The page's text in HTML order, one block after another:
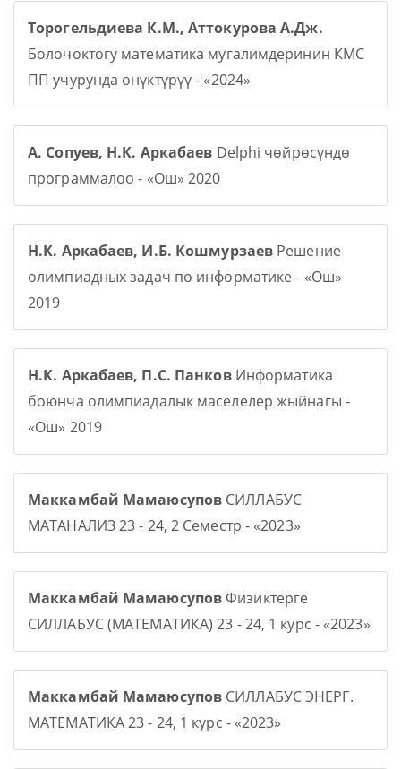
Торогельдиева К.М., Аттокурова А.Дж.
Болочоктогу математика мугалимдеринин КМС
ПП учурунда өнүктүрүү - «2024»
А. Сопуев, Н.К. Аркабаев Delphi чөйрөсүндө
программалоо - «Ош» 2020
Н.К. Аркабаев, И.Б. Кошмурзаев Решение
олимпиадных задач по информатике - «Ош»
2019
Н.К. Аркабаев, П.С. ПанковИнформатика
боюнча олимпиадалык маселелер жыйнагы -
«Ош» 2019
Маккамбай Мамаюсупов СИЛЛАБУС
МАТАНАЛИЗ 23 - 24, 2 Семестр - «2023»
Маккамбай МамаюсуповФизиктерге
СИЛЛАБУС (МАТЕМАТИКА) 23 - 24, 1 курс - «2023»
Маккамбай Мамаюсупов СИЛЛАБУС ЭНЕРГ.
МАТЕМАТИКА 23 - 24, 1 курс - «2023»